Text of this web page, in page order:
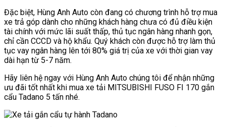
Đặc biệt, Hùng Anh Auto còn đang có chương trình hỗ trợ mua
xe trả góp dành cho những khách hàng chưa có đủ điều kiện
tài chính với mức lãi suất thấp, thủ tục ngân hàng nhanh gọn,
chỉ cần CCCD và hộ khẩu. Quý khách còn được hỗ trợ làm thủ
tục vay ngân hàng lên tới 80% giá trị của xe với thời gian vay
dài hạn từ 5-7 năm.
Hãy liên hệ ngay với Hùng Anh Auto chúng tôi để nhận những
ưu đãi tốt nhất khi mua xe tải MITSUBISHI FUSO FI 170 gắn
cẩu Tadano 5 tấn nhé.